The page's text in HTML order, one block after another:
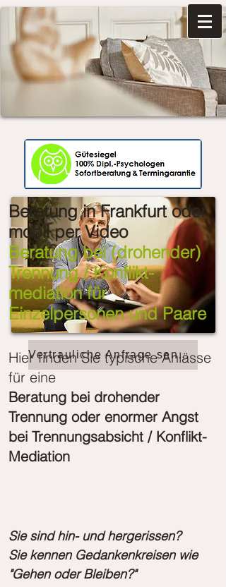
Vertrauliche Anfrage senden
Beratung in Frankfurt oder
mobil per Video
Beratung bei (drohender)
Trennung / Konflikt-
mediation für
Einzelpersonen und Paare
Hier finden Sie typische Anlässe
für eine
Beratung bei drohender
Trennung oder enormer Angst
bei Trennungsabsicht / Konflikt-
Mediation
Sie sind hin- und hergerissen?
Sie kennen Gedankenkreisen wie
"Gehen oder Bleiben?"